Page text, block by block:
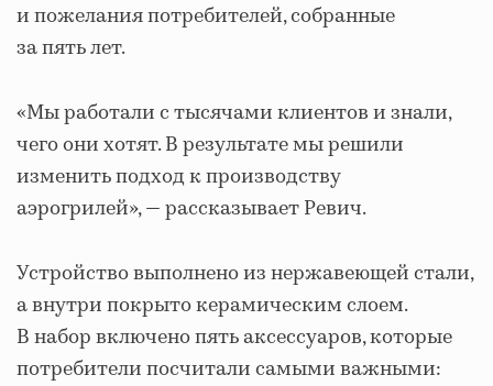
и пожелания потребителей, собранные
за пять лет.
«Мы работали с тысячами клиентов и знали,
чего они хотят. В результате мы решили
изменить подход к производству
аэрогрилей», — рассказывает Ревич.
Устройство выполнено из нержавеющей стали,
а внутри покрыто керамическим слоем.
В набор включено пять аксессуаров, которые
потребители посчитали самыми важными: